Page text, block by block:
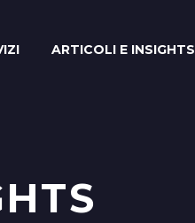
ARTICOLI E INSIGHTS